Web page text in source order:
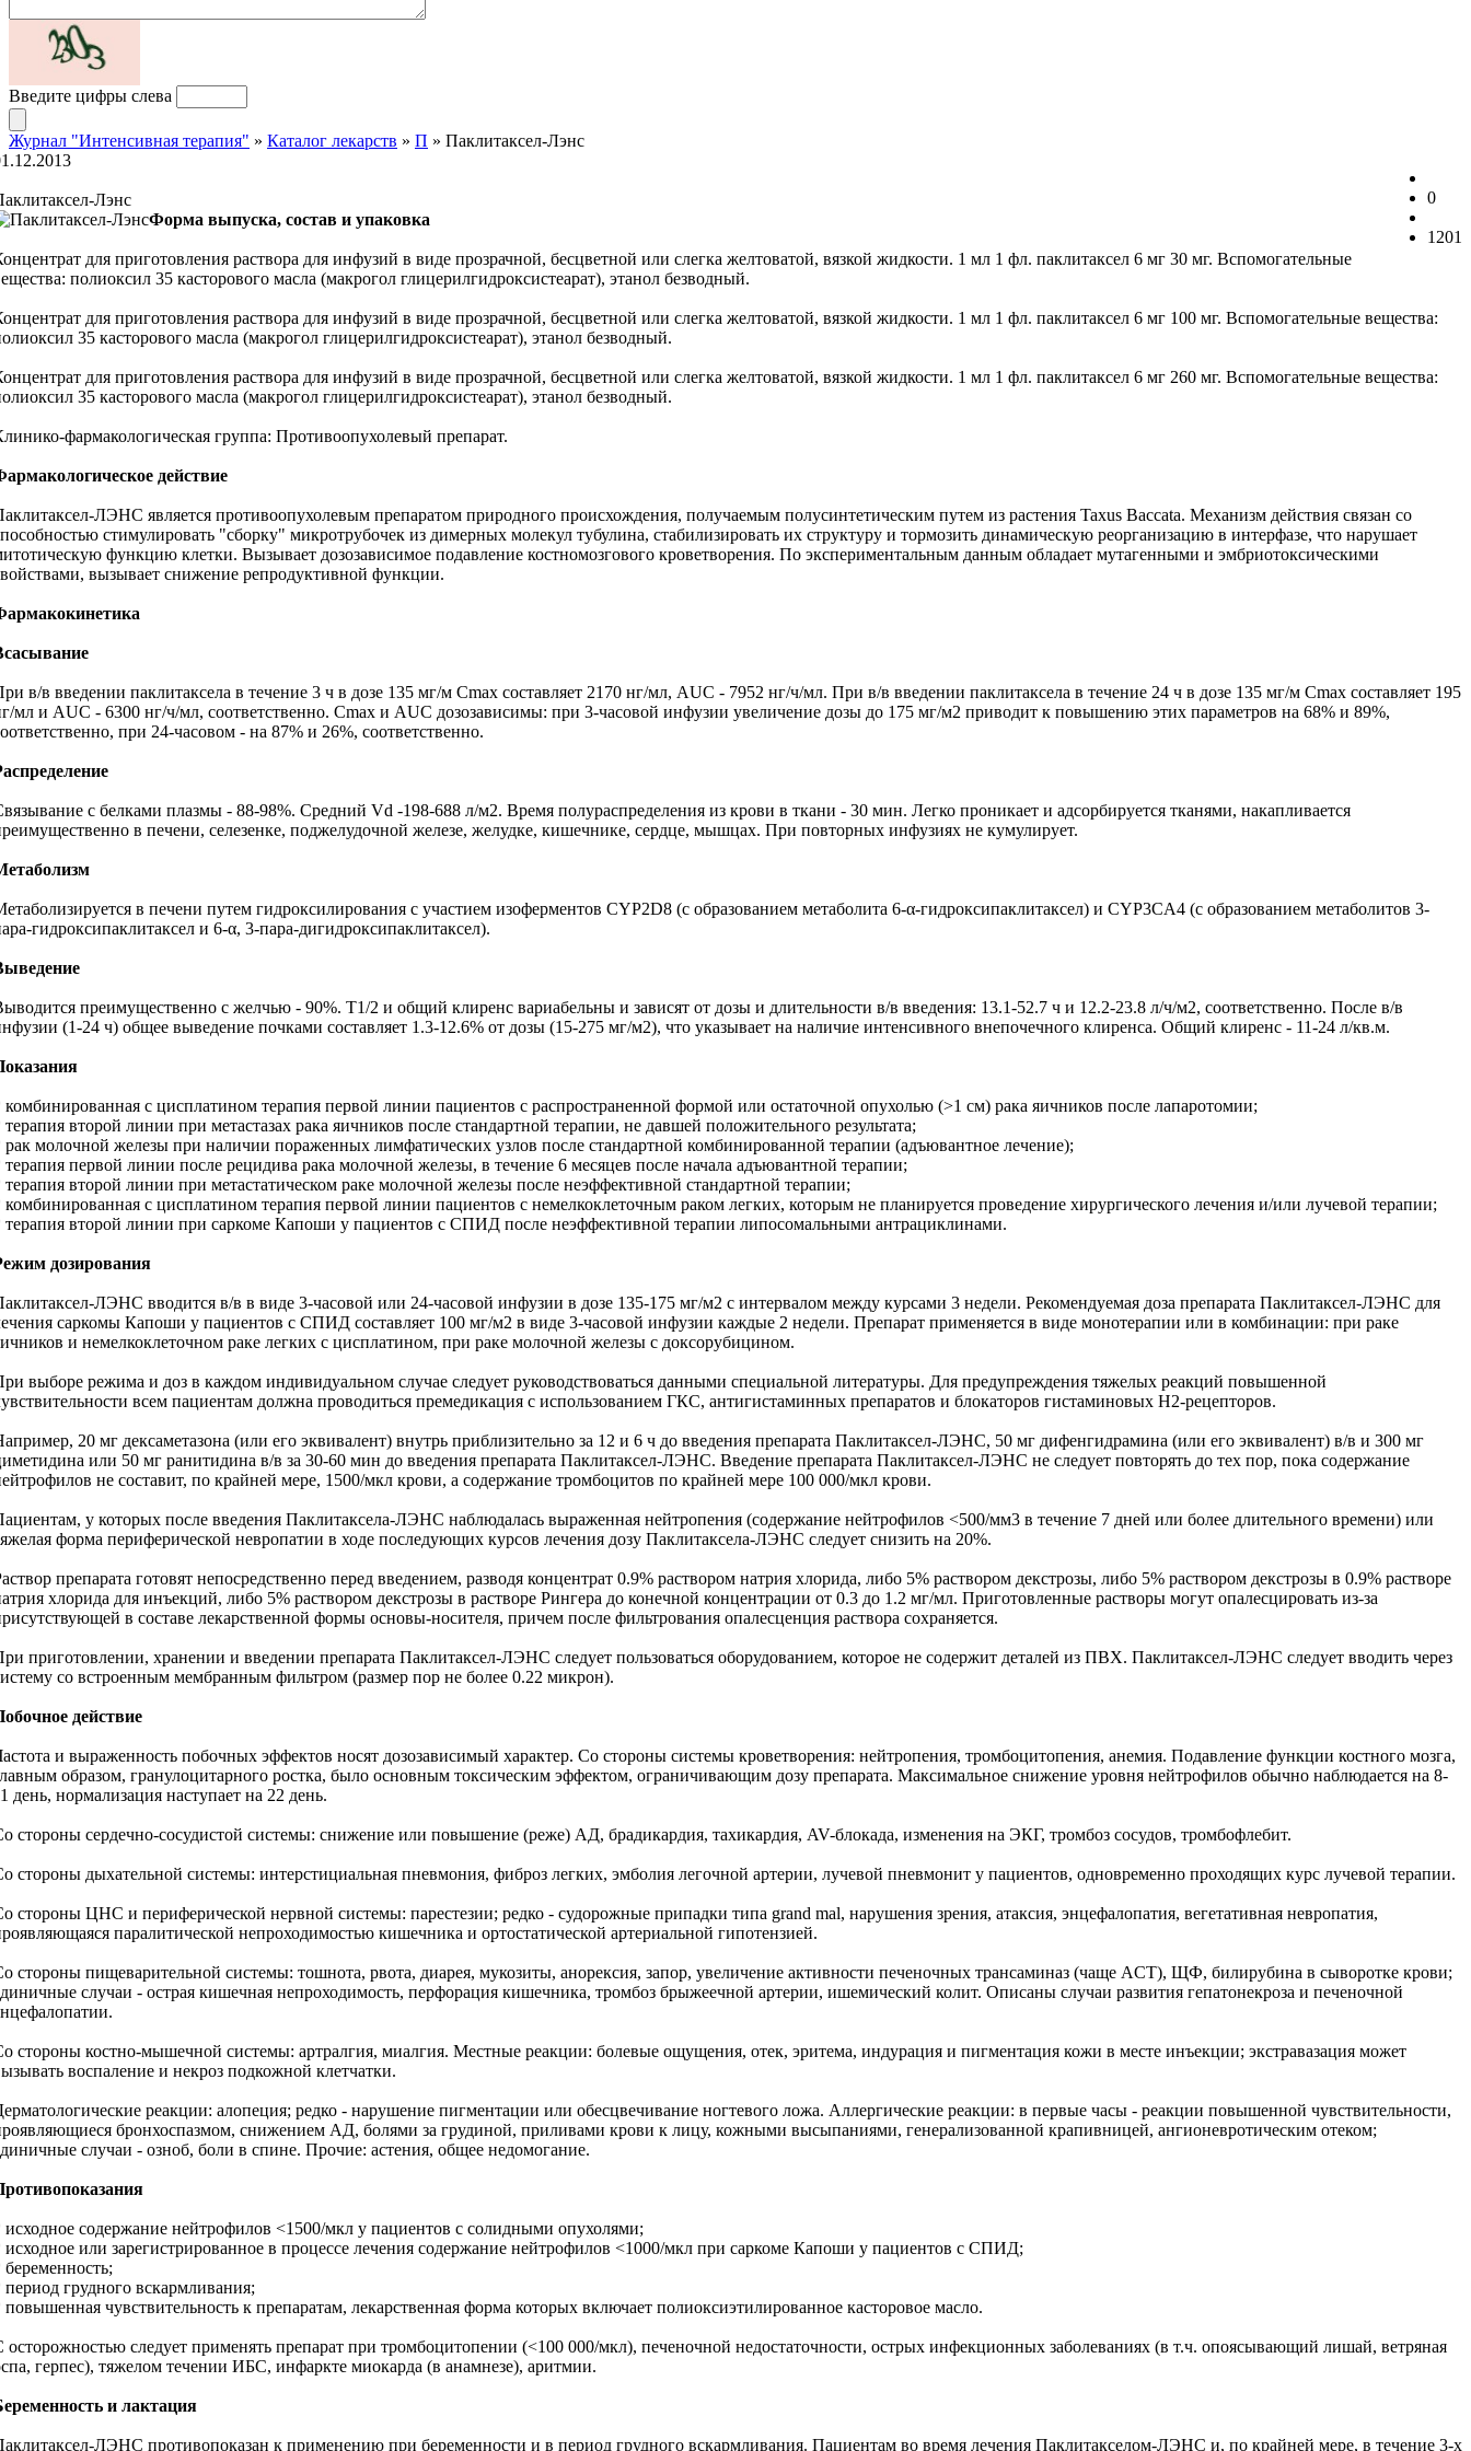
Введите цифры слева
Журнал "Интенсивная терапия" » Каталог лекарств » П » Паклитаксел-Лэнс
0
1201
Лэнс
Форма выпуска, состав и упаковка
для приготовления раствора для инфузий в виде прозрачной, бесцветной или слегка желтоватой, вязкой жидкости. 1 мл 1 фл. паклитаксел 6 мг 30 мг. Вспомогательные
полиоксил 35 касторового масла (макрогол глицерилгидроксистеарат), этанол безводный.
для приготовления раствора для инфузий в виде прозрачной, бесцветной или слегка желтоватой, вязкой жидкости. 1 мл 1 фл. паклитаксел 6 мг 100 мг. Вспомогательные вещества:
35 касторового масла (макрогол глицерилгидроксистеарат), этанол безводный.
для приготовления раствора для инфузий в виде прозрачной, бесцветной или слегка желтоватой, вязкой жидкости. 1 мл 1 фл. паклитаксел 6 мг 260 мг. Вспомогательные вещества:
35 касторового масла (макрогол глицерилгидроксистеарат), этанол безводный.
фармакологическая группа: Противоопухолевый препарат.
действие
ЛЭНС является противоопухолевым препаратом природного происхождения, получаемым полусинтетическим путем из растения Taxus Baccata. Механизм действия связан со
стимулировать "сборку" микротрубочек из димерных молекул тубулина, стабилизировать их структуру и тормозить динамическую реорганизацию в интерфазе, что нарушает
функцию клетки. Вызывает дозозависимое подавление костномозгового кроветворения. По экспериментальным данным обладает мутагенными и эмбриотоксическими
вызывает снижение репродуктивной функции.
в/в введении паклитаксела в течение 3 ч в дозе 135 мг/м Cmax составляет 2170 нг/мл, AUC - 7952 нг/ч/мл. При в/в введении паклитаксела в течение 24 ч в дозе 135 мг/м Cmax составляет 195
мл и AUC - 6300 нг/ч/мл, соответственно. Cmax и AUC дозозависимы: при 3-часовой инфузии увеличение дозы до 175 мг/м2 приводит к повышению этих параметров на 68% и 89%,
при 24-часовом - на 87% и 26%, соответственно.
с белками плазмы - 88-98%. Средний Vd -198-688 л/м2. Время полураспределения из крови в ткани - 30 мин. Легко проникает и адсорбируется тканями, накапливается
в печени, селезенке, поджелудочной железе, желудке, кишечнике, сердце, мышцах. При повторных инфузиях не кумулирует.
в печени путем гидроксилирования с участием изоферментов CYP2D8 (с образованием метаболита 6-α-гидроксипаклитаксел) и CYP3CA4 (с образованием метаболитов 3-
гидроксипаклитаксел и 6-α, 3-пара-дигидроксипаклитаксел).
преимущественно с желчью - 90%. T1/2 и общий клиренс вариабельны и зависят от дозы и длительности в/в введения: 13.1-52.7 ч и 12.2-23.8 л/ч/м2, соответственно. После в/в
(1-24 ч) общее выведение почками составляет 1.3-12.6% от дозы (15-275 мг/м2), что указывает на наличие интенсивного внепочечного клиренса. Общий клиренс - 11-24 л/кв.м.
комбинированная с цисплатином терапия первой линии пациентов с распространенной формой или остаточной опухолью (>1 см) рака яичников после лапаротомии;
второй линии при метастазах рака яичников после стандартной терапии, не давшей положительного результата;
рак молочной железы при наличии пораженных лимфатических узлов после стандартной комбинированной терапии (адъювантное лечение);
терапия первой линии после рецидива рака молочной железы, в течение 6 месяцев после начала адъювантной терапии;
терапия второй линии при метастатическом раке молочной железы после неэффективной стандартной терапии;
комбинированная с цисплатином терапия первой линии пациентов с немелкоклеточным раком легких, которым не планируется проведение хирургического лечения и/или лучевой терапии;
терапия второй линии при саркоме Капоши у пациентов с СПИД после неэффективной терапии липосомальными антрациклинами.
дозирования
ЛЭНС вводится в/в в виде 3-часовой или 24-часовой инфузии в дозе 135-175 мг/м2 с интервалом между курсами 3 недели. Рекомендуемая доза препарата Паклитаксел-ЛЭНС для
саркомы Капоши у пациентов с СПИД составляет 100 мг/м2 в виде 3-часовой инфузии каждые 2 недели. Препарат применяется в виде монотерапии или в комбинации: при раке
и немелкоклеточном раке легких с цисплатином, при раке молочной железы с доксорубицином.
выборе режима и доз в каждом индивидуальном случае следует руководствоваться данными специальной литературы. Для предупреждения тяжелых реакций повышенной
всем пациентам должна проводиться премедикация с использованием ГКС, антигистаминных препаратов и блокаторов гистаминовых Н2-рецепторов.
20 мг дексаметазона (или его эквивалент) внутрь приблизительно за 12 и 6 ч до введения препарата Паклитаксел-ЛЭНС, 50 мг дифенгидрамина (или его эквивалент) в/в и 300 мг
или 50 мг ранитидина в/в за 30-60 мин до введения препарата Паклитаксел-ЛЭНС. Введение препарата Паклитаксел-ЛЭНС не следует повторять до тех пор, пока содержание
не составит, по крайней мере, 1500/мкл крови, а содержание тромбоцитов по крайней мере 100 000/мкл крови.
у которых после введения Паклитаксела-ЛЭНС наблюдалась выраженная нейтропения (содержание нейтрофилов <500/мм3 в течение 7 дней или более длительного времени) или
форма периферической невропатии в ходе последующих курсов лечения дозу Паклитаксела-ЛЭНС следует снизить на 20%.
препарата готовят непосредственно перед введением, разводя концентрат 0.9% раствором натрия хлорида, либо 5% раствором декстрозы, либо 5% раствором декстрозы в 0.9% растворе
хлорида для инъекций, либо 5% раствором декстрозы в растворе Рингера до конечной концентрации от 0.3 до 1.2 мг/мл. Приготовленные растворы могут опалесцировать из-за
в составе лекарственной формы основы-носителя, причем после фильтрования опалесценция раствора сохраняется.
приготовлении, хранении и введении препарата Паклитаксел-ЛЭНС следует пользоваться оборудованием, которое не содержит деталей из ПВХ. Паклитаксел-ЛЭНС следует вводить через
со встроенным мембранным фильтром (размер пор не более 0.22 микрон).
действие
и выраженность побочных эффектов носят дозозависимый характер. Со стороны системы кроветворения: нейтропения, тромбоцитопения, анемия. Подавление функции костного мозга,
образом, гранулоцитарного ростка, было основным токсическим эффектом, ограничивающим дозу препарата. Максимальное снижение уровня нейтрофилов обычно наблюдается на 8-
день, нормализация наступает на 22 день.
стороны сердечно-сосудистой системы: снижение или повышение (реже) АД, брадикардия, тахикардия, AV-блокада, изменения на ЭКГ, тромбоз сосудов, тромбофлебит.
стороны дыхательной системы: интерстициальная пневмония, фиброз легких, эмболия легочной артерии, лучевой пневмонит у пациентов, одновременно проходящих курс лучевой терапии.
стороны ЦНС и периферической нервной системы: парестезии; редко - судорожные припадки типа grand mal, нарушения зрения, атаксия, энцефалопатия, вегетативная невропатия,
паралитической непроходимостью кишечника и ортостатической артериальной гипотензией.
стороны пищеварительной системы: тошнота, рвота, диарея, мукозиты, анорексия, запор, увеличение активности печеночных трансаминаз (чаще ACT), ЩФ, билирубина в сыворотке крови;
случаи - острая кишечная непроходимость, перфорация кишечника, тромбоз брыжеечной артерии, ишемический колит. Описаны случаи развития гепатонекроза и печеночной
стороны костно-мышечной системы: артралгия, миалгия. Местные реакции: болевые ощущения, отек, эритема, индурация и пигментация кожи в месте инъекции; экстравазация может
воспаление и некроз подкожной клетчатки.
реакции: алопеция; редко - нарушение пигментации или обесцвечивание ногтевого ложа. Аллергические реакции: в первые часы - реакции повышенной чувствительности,
бронхоспазмом, снижением АД, болями за грудиной, приливами крови к лицу, кожными высыпаниями, генерализованной крапивницей, ангионевротическим отеком;
случаи - озноб, боли в спине. Прочие: астения, общее недомогание.
исходное содержание нейтрофилов <1500/мкл у пациентов с солидными опухолями;
исходное или зарегистрированное в процессе лечения содержание нейтрофилов <1000/мкл при саркоме Капоши у пациентов с СПИД;
период грудного вскармливания;
чувствительность к препаратам, лекарственная форма которых включает полиоксиэтилированное касторовое масло.
осторожностью следует применять препарат при тромбоцитопении (<100 000/мкл), печеночной недостаточности, острых инфекционных заболеваниях (в т.ч. опоясывающий лишай, ветряная
герпес), тяжелом течении ИБС, инфаркте миокарда (в анамнезе), аритмии.
и лактация
ЛЭНС противопоказан к применению при беременности и в период грудного вскармливания. Пациентам во время лечения Паклитакселом-ЛЭНС и, по крайней мере, в течение 3-х